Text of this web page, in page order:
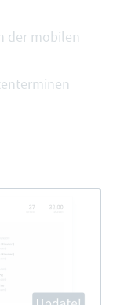
der mobilen